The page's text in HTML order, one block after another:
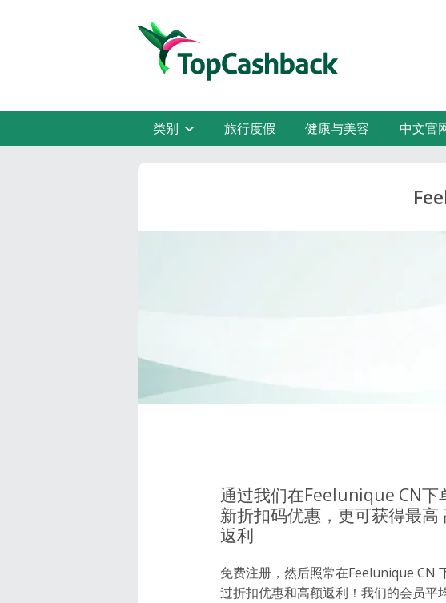
类别 旅行度假 健康与美容 中文官
通过我们在Feelunique CN下
新折扣码优惠，更可获得最高
返利
免费注册，然后照常在Feelunique CN
过折扣优惠和高额返利！我们的会员平